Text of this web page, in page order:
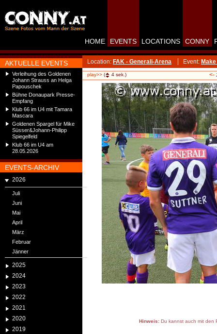
AKTUELLE EVENTS
Verleihung des Goldenen
Johann Strauss an Helga
Papouschek
Bühne Donaupark Presse-
Empfang
Klub 66 im U4 mit Tamara
Mascara
Goldenen Spargel für Mike
Süsser&Johann-Philipp
Spiegelfeld
Klub 66 im U4 am
28.05.2026
EVENTS-ARCHIV
2026
Juli
Juni
Mai
April
März
Februar
Jänner
2025
2024
2023
2022
2021
2020
2019
HOME EVENTS LOCATIONS CONNY
Location: FAK - Generali-Arena Event:
play>> ( 4 sek.) <-
Hinweis:Du kannst auch mit den